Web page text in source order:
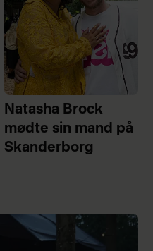
Natasha Brock
mødte sin mand på
Skanderborg